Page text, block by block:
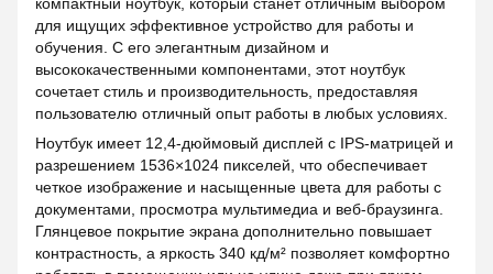
для ищущих эффективное устройство для работы и
обучения. С его элегантным дизайном и
высококачественными компонентами, этот ноутбук
сочетает стиль и производительность, предоставляя
пользователю отличный опыт работы в любых условиях.
Ноутбук имеет 12,4-дюймовый дисплей с IPS-матрицей и
разрешением 1536×1024 пикселей, что обеспечивает
четкое изображение и насыщенные цвета для работы с
документами, просмотра мультимедиа и веб-браузинга.
Глянцевое покрытие экрана дополнительно повышает
контрастность, а яркость 340 кд/м² позволяет комфортно